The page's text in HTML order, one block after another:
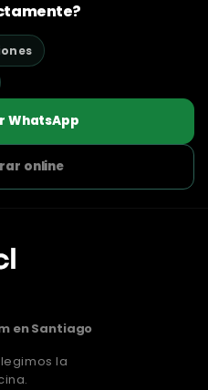
WhatsApp
online
en Santiago
la